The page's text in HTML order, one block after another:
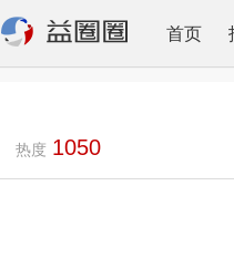
首页
热度 1050